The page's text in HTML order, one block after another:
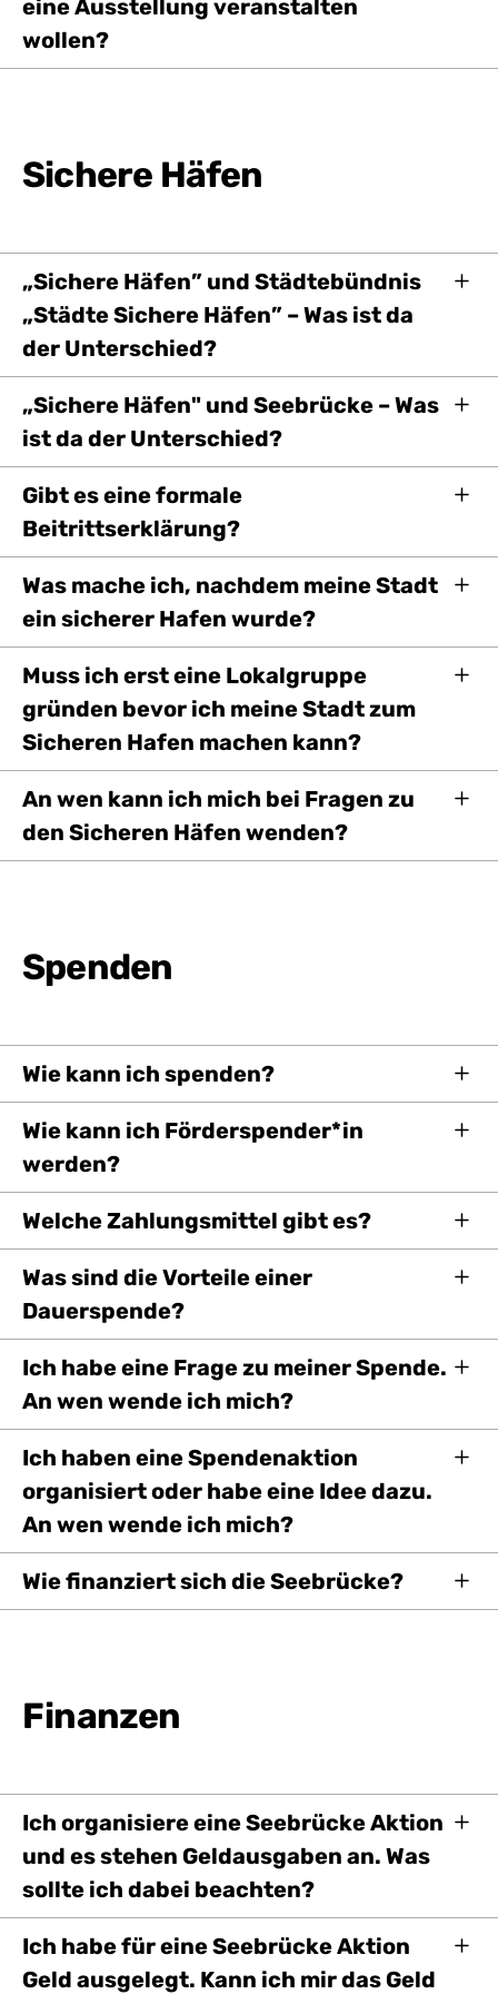
eine Ausstellung veranstalten
wollen?
Sichere Häfen
„Sichere Häfen” und Städtebündnis
„Städte Sichere Häfen” – Was ist da
der Unterschied?
„Sichere Häfen" und Seebrücke – Was
ist da der Unterschied?
Gibt es eine formale
Beitrittserklärung?
Was mache ich, nachdem meine Stadt
ein sicherer Hafen wurde?
Muss ich erst eine Lokalgruppe
gründen bevor ich meine Stadt zum
Sicheren Hafen machen kann?
An wen kann ich mich bei Fragen zu
den Sicheren Häfen wenden?
Spenden
Wie kann ich spenden?
Wie kann ich Förderspender*in
werden?
Welche Zahlungsmittel gibt es?
Was sind die Vorteile einer
Dauerspende?
Ich habe eine Frage zu meiner Spende.
An wen wende ich mich?
Ich haben eine Spendenaktion
organisiert oder habe eine Idee dazu.
An wen wende ich mich?
Wie finanziert sich die Seebrücke?
Finanzen
Ich organisiere eine Seebrücke Aktion
und es stehen Geldausgaben an. Was
sollte ich dabei beachten?
Ich habe für eine Seebrücke Aktion
Geld ausgelegt. Kann ich mir das Geld